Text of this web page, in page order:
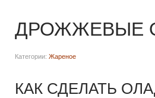
ДРОЖЖЕВЫЕ
Категории: Жареное
КАК СДЕЛАТЬ